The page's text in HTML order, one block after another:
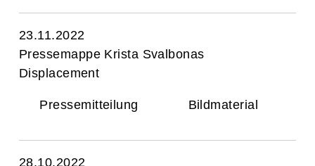
23.11.2022
Pressemappe Krista Svalbonas
Displacement
Pressemitteilung Bildmaterial
28.10.2022